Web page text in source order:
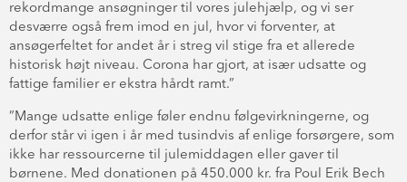
rekordmange ansøgninger til vores julehjælp, og vi ser
desværre også frem imod en jul, hvor vi forventer, at
ansøgerfeltet for andet år i streg vil stige fra et allerede
historisk højt niveau. Corona har gjort, at især udsatte og
fattige familier er ekstra hårdt ramt.”
”Mange udsatte enlige føler endnu følgevirkningerne, og
derfor står vi igen i år med tusindvis af enlige forsørgere, som
ikke har ressourcerne til julemiddagen eller gaver til
børnene. Med donationen på 450.000 kr. fra Poul Erik Bech